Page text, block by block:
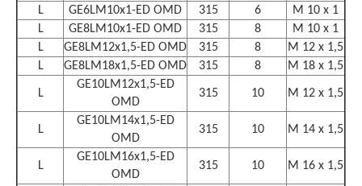
L
GE6LM10x1-ED OMD 315 6
M 10 x 1
L
GE8LM10x1-ED OMD 315 8
M 10 x 1
L
GE8LM12x1,5-ED OMD 315 8
M 12 x 1,5
L
GE8LM18x1,5-ED OMD 315 8 M 18 x 1,5
L
GE10LM12x1,5-ED
OMD
315 10 M 12 x 1,5
L
GE10LM14x1,5-ED
OMD
315 10 M 14 x 1,5
L
GE10LM16x1,5-ED
OMD
315 10 M 16 x 1,5